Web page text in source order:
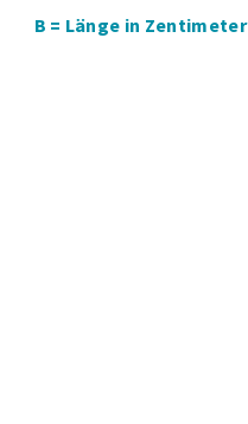
B = Länge in Zentimeter